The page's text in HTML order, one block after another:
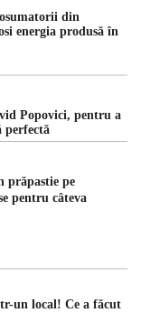
din
energia produsă în
Popovici, pentru a
perfectă
prăpastie pe
pentru câteva
un local! Ce a făcut